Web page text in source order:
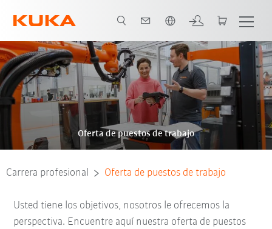
Oferta de puestos de trabajo
Carrera profesional Oferta de puestos de trabajo
Usted tiene los objetivos, nosotros le ofrecemos la
perspectiva. Encuentre aquí nuestra oferta de puestos